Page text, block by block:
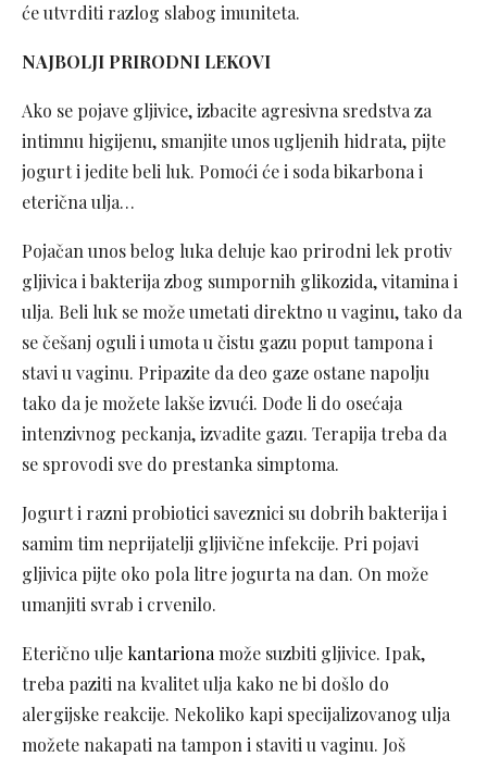
će utvrditi razlog slabog imuniteta.
NAJBOLJI PRIRODNI LEKOVI
Ako se pojave gljivice, izbacite agresivna sredstva za
intimnu higijenu, smanjite unos ugljenih hidrata, pijte
jogurt i jedite beli luk. Pomoći će i soda bikarbona i
eterična ulja…
Pojačan unos belog luka deluje kao prirodni lek protiv
gljivica i bakterija zbog sumpornih glikozida, vitamina i
ulja. Beli luk se može umetati direktno u vaginu, tako da
se češanj oguli i umota u čistu gazu poput tampona i
stavi u vaginu. Pripazite da deo gaze ostane napolju
tako da je možete lakše izvući. Dođe li do osećaja
intenzivnog peckanja, izvadite gazu. Terapija treba da
se sprovodi sve do prestanka simptoma.
Jogurt i razni probiotici saveznici su dobrih bakterija i
samim tim neprijatelji gljivične infekcije. Pri pojavi
gljivica pijte oko pola litre jogurta na dan. On može
umanjiti svrab i crvenilo.
Eterično ulje kantariona može suzbiti gljivice. Ipak,
treba paziti na kvalitet ulja kako ne bi došlo do
alergijske reakcije. Nekoliko kapi specijalizovanog ulja
možete nakapati na tampon i staviti u vaginu. Još